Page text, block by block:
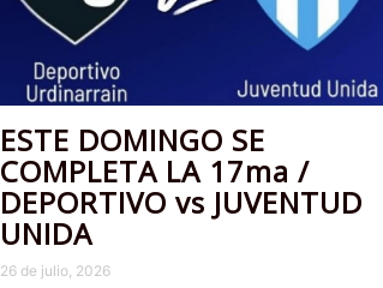
ESTE DOMINGO SE
COMPLETA LA 17ma /
DEPORTIVO vs JUVENTUD
UNIDA
26 de julio, 2026